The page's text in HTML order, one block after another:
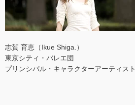
志賀 育恵（Ikue Shiga.）
東京シティ・バレエ団
プリンシパル・キャラクターアーティスト